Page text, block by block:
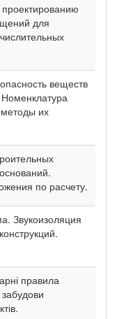
для
веществ
их
по расчету.
Звукоизоляция
правила